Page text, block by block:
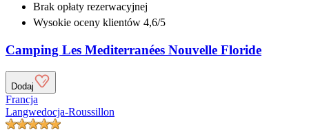
Brak opłaty rezerwacyjnej
Wysokie oceny klientów 4,6/5
Camping Les Mediterranées Nouvelle Floride
Dodaj
Francja
Langwedocja-Roussillon